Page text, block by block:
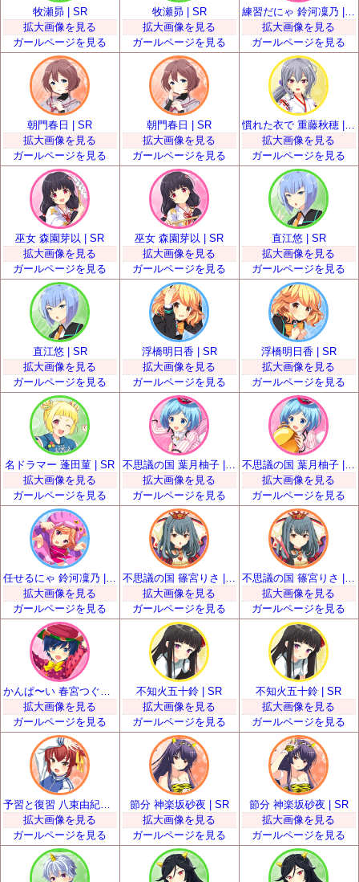
牧瀬昴 | SR
拡大画像を見る
ガールページを見る
牧瀬昴 | SR
拡大画像を見る
ガールページを見る
練習だにゃ 鈴河凜乃 | SR
拡大画像を見る
ガールページを見る
朝門春日 | SR
拡大画像を見る
ガールページを見る
朝門春日 | SR
拡大画像を見る
ガールページを見る
慣れた衣で 重藤秋穂 | SR
拡大画像を見る
ガールページを見る
巫女 森園芽以 | SR
拡大画像を見る
ガールページを見る
巫女 森園芽以 | SR
拡大画像を見る
ガールページを見る
直江悠 | SR
拡大画像を見る
ガールページを見る
直江悠 | SR
拡大画像を見る
ガールページを見る
浮橋明日香 | SR
拡大画像を見る
ガールページを見る
浮橋明日香 | SR
拡大画像を見る
ガールページを見る
名ドラマー 蓬田菫 | SR
拡大画像を見る
ガールページを見る
不思議の国 葉月柚子 | SR
拡大画像を見る
ガールページを見る
不思議の国 葉月柚子 | SR
拡大画像を見る
ガールページを見る
拡大画像を見る
ガールページを見る
不思議の国 篠宮りさ | SR
拡大画像を見る
ガールページを見る
不思議の国 篠宮りさ | SR
拡大画像を見る
ガールページを見る
拡大画像を見る
ガールページを見る
不知火五十鈴 | SR
拡大画像を見る
ガールページを見る
不知火五十鈴 | SR
拡大画像を見る
ガールページを見る
拡大画像を見る
ガールページを見る
節分 神楽坂砂夜 | SR
拡大画像を見る
ガールページを見る
節分 神楽坂砂夜 | SR
拡大画像を見る
ガールページを見る